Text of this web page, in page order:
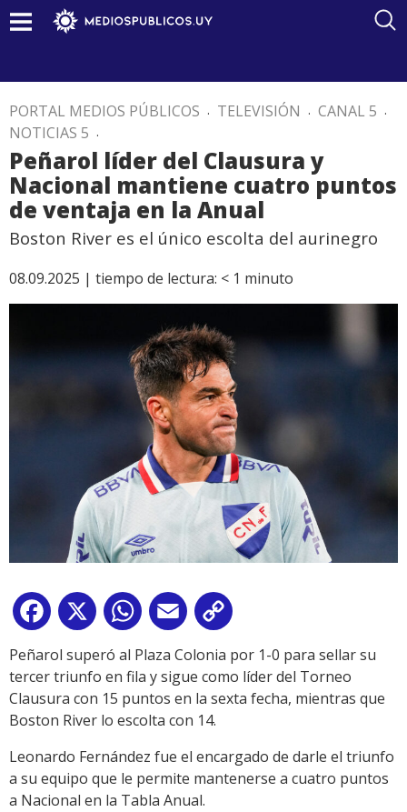
PORTAL MEDIOS PÚBLICOS . TELEVISIÓN . CANAL 5 .
NOTICIAS 5 .
Peñarol líder del Clausura y
Nacional mantiene cuatro puntos
de ventaja en la Anual
Boston River es el único escolta del aurinegro
08.09.2025 | tiempo de lectura: < 1 minuto
Facebook
X WhatsApp
Email
Link
Peñarol superó al Plaza Colonia por 1-0 para sellar su
tercer triunfo en fila y sigue como líder del Torneo
Clausura con 15 puntos en la sexta fecha, mientras que
Boston River lo escolta con 14.
Leonardo Fernández fue el encargado de darle el triunfo
a su equipo que le permite mantenerse a cuatro puntos
a Nacional en la Tabla Anual.